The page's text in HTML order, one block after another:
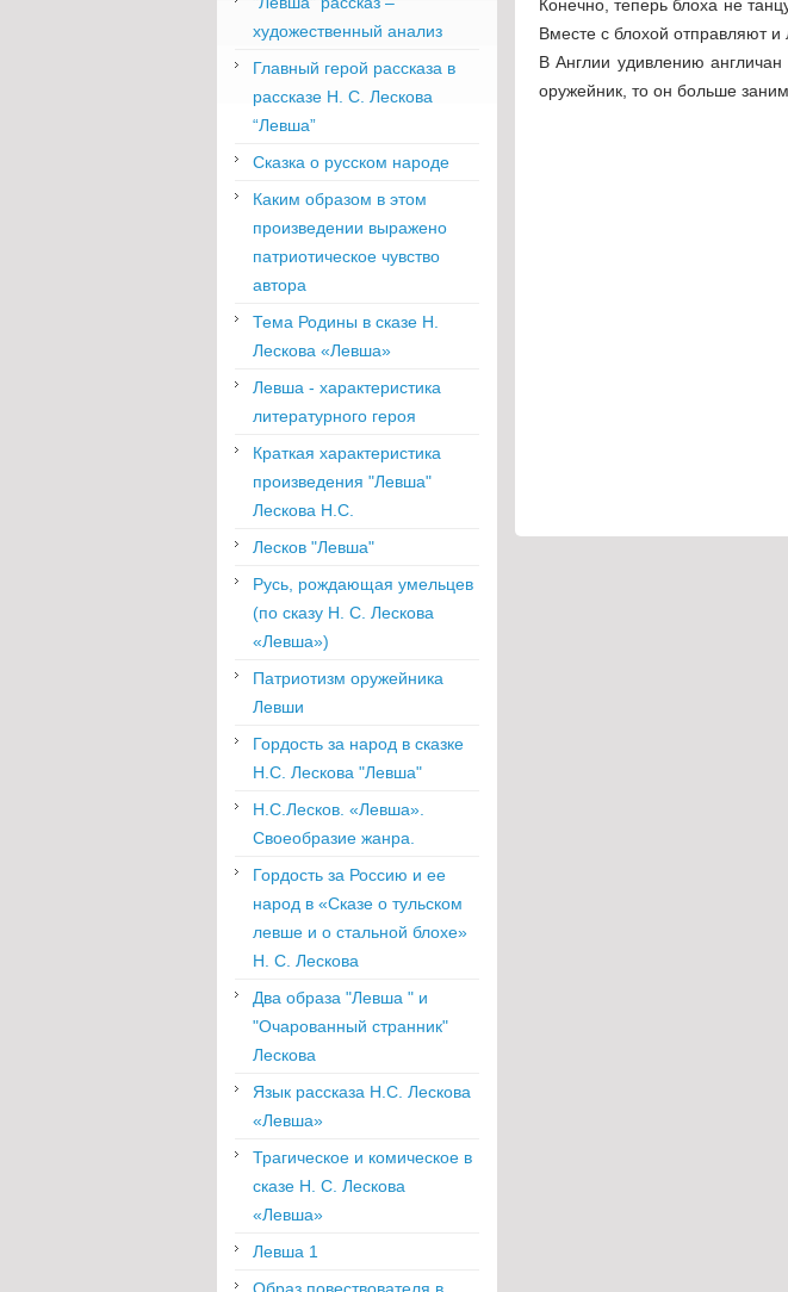
художественный анализ
Главный герой рассказа в
рассказе Н. С. Лескова
“Левша”
Сказка о русском народе
Каким образом в этом
произведении выраже­но
патриотическое чувство
автора
Тема Родины в сказе Н.
Лескова «Левша»
Левша - характеристика
литературного героя
Краткая характеристика
произведения "Левша"
Лескова Н.С.
Лесков "Левша"
Русь, рождающая умельцев
(по сказу Н. С. Лескова
«Левша»)
Патриотизм оружейника
Левши
Гордость за народ в сказке
Н.С. Лескова "Левша"
Н.С.Лесков. «Левша».
Своеобразие жанра.
Гордость за Россию и ее
народ в «Сказе о тульском
левше и о стальной блохе»
Н. С. Лескова
Два образа "Левша " и
"Очарованный странник"
Лескова
Язык рассказа Н.С. Лескова
«Левша»
Трагическое и комическое в
сказе Н. С. Лескова
«Левша»
Левша 1
Образ повествователя в
Конечно, теперь блоха не
Вместе с блохой отправляют и
В Англии удивлению
оружейник, то он больше